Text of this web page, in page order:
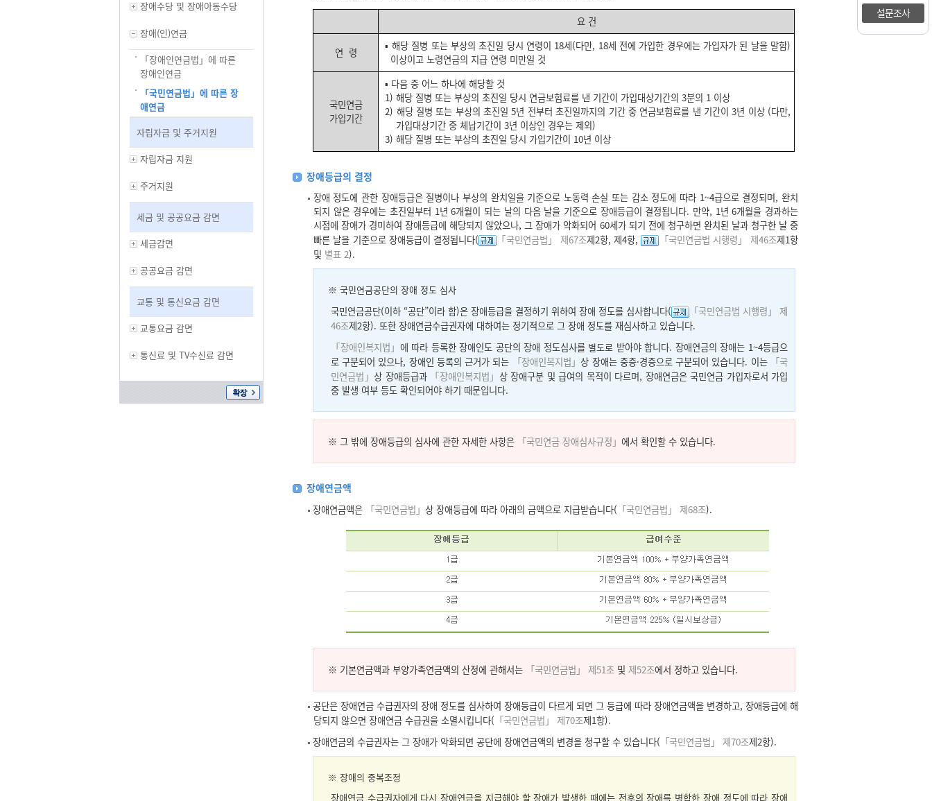
설문조사
장애수당 및 장애아동수당
장애(인)연금
「장애인연금법」에 따른
장애인연금
「국민연금법」에 따른 장
애연금
자립자금 및 주거지원
자립자금 지원
주거지원
세금 및 공공요금 감면
세금감면
공공요금 감면
교통 및 통신요금 감면
교통요금 감면
통신료 및 TV수신료 감면
요 건
연 령
▪ 해당 질병 또는 부상의 초진일 당시 연령이 18세(다만, 18세 전에 가입한 경우에는 가입자가 된 날을 말함)
이상이고 노령연금의 지급 연령 미만일 것
국민연금
가입기간
▪ 다음 중 어느 하나에 해당할 것
1) 해당 질병 또는 부상의 초진일 당시 연금보험료를 낸 기간이 가입대상기간의 3분의 1 이상
2) 해당 질병 또는 부상의 초진일 5년 전부터 초진일까지의 기간 중 연금보험료를 낸 기간이 3년 이상 (다만,
가입대상기간 중 체납기간이 3년 이상인 경우는 제외)
3) 해당 질병 또는 부상의 초진일 당시 가입기간이 10년 이상
장애등급의 결정
장애 정도에 관한 장애등급은 질병이나 부상의 완치일을 기준으로 노동력 손실 또는 감소 정도에 따라 1~4급으로 결정되며, 완치
되지 않은 경우에는 초진일부터 1년 6개월이 되는 날의 다음 날을 기준으로 장애등급이 결정됩니다. 만약, 1년 6개월을 경과하는
시점에 장애가 경미하여 장애등급에 해당되지 않았으나, 그 장애가 악화되어 60세가 되기 전에 청구하면 완치된 날과 청구한 날 중
빠른 날을 기준으로 장애등급이 결정됩니다(
「국민연금법」 제67조제2항, 제4항, 「국민연금법 시행령」 제46조제1항
및 별표 2).
※ 국민연금공단의 장애 정도 심사
국민연금공단(이하 “공단”이라 함)은 장애등급을 결정하기 위하여 장애 정도를 심사합니다(
「국민연금법 시행령」 제
46조제2항). 또한 장애연금수급권자에 대하여는 정기적으로 그 장애 정도를 재심사하고 있습니다.
「장애인복지법」 에 따라 등록한 장애인도 공단의 장애 정도심사를 별도로 받아야 합니다. 장애연금의 장애는 1~4등급으
로 구분되어 있으나, 장애인 등록의 근거가 되는
「장애인복지법」상 장애는 중증·경증으로 구분되어 있습니다. 이는
「국
민연금법」 상 장애등급과 「장애인복지법」 상 장애구분 및 급여의 목적이 다르며, 장애연금은 국민연금 가입자로서 가입
중 발생 여부 등도 확인되어야 하기 때문입니다.
※ 그 밖에 장애등급의 심사에 관한 자세한 사항은 「국민연금 장애심사규정」 에서 확인할 수 있습니다.
장애연금액
장애연금액은 「국민연금법」 상 장애등급에 따라 아래의 금액으로 지급받습니다( 「국민연금법」 제68조).
※ 기본연금액과 부양가족연금액의 산정에 관해서는 「국민연금법」 제51조 및 제52조에서 정하고 있습니다.
공단은 장애연금 수급권자의 장애 정도를 심사하여 장애등급이 다르게 되면 그 등급에 따라 장애연금액을 변경하고, 장애등급에 해
당되지 않으면 장애연금 수급권을 소멸시킵니다( 「국민연금법」 제70조제1항).
장애연금의 수급권자는 그 장애가 악화되면 공단에 장애연금액의 변경을 청구할 수 있습니다( 「국민연금법」 제70조제2항).
※ 장애의 중복조정
장애연금 수급권자에게 다시 장애연금을 지급해야 할 장애가 발생한 때에는 전후의 장애를 병합한 장애 정도에 따라 장애